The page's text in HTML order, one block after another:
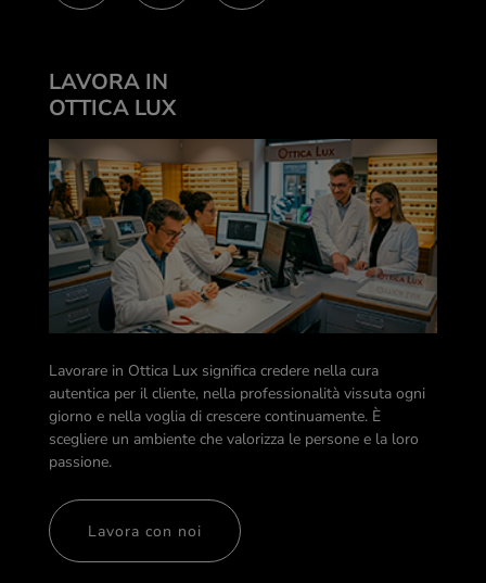
LAVORA IN
OTTICA LUX
Lavorare in Ottica Lux significa credere nella cura
autentica per il cliente, nella professionalità vissuta ogni
giorno e nella voglia di crescere continuamente. È
scegliere un ambiente che valorizza le persone e la loro
passione.
Lavora con noi